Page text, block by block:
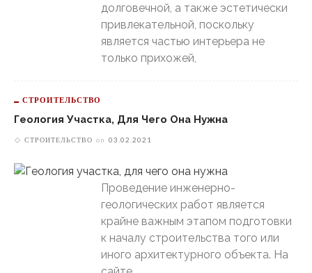
долговечной, а также эстетически
привлекательной, поскольку
является частью интерьера не
только прихожей,
СТРОИТЕЛЬСТВО
Геология Участка, Для Чего Она Нужна
СТРОИТЕЛЬСТВО on 03.02.2021
Проведение инженерно-
геологических работ является
крайне важным этапом подготовки
к началу строительства того или
иного архитектурного объекта. На